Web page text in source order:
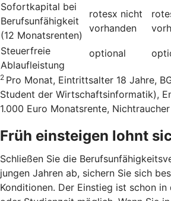
Sofortkapital bei
Berufsunfähigkeit
(12 Monatsrenten)
rotesx nicht
vorhanden
Steuerfreie
Ablaufleistung
optional
2 Pro Monat, Eintrittsalter 18 Jahre,
Student der Wirtschaftsinformatik),
1.000 Euro Monatsrente, Nichtraucher
Früh einsteigen lohnt
Schließen Sie die
jungen Jahren ab, sichern Sie sich
Konditionen. Der Einstieg ist schon